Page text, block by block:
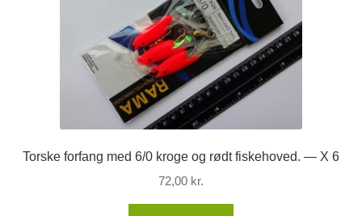
Torske forfang med 6/0 kroge og rødt fiskehoved. — X 6
72,00 kr.